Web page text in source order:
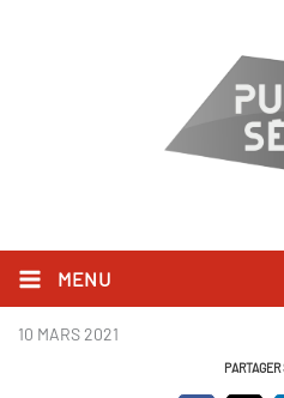
MENU
Guillaume
10 MARS 2021